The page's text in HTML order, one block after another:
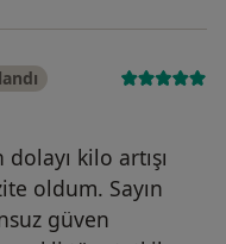
kilo artışı
oldum. Sayın
güven